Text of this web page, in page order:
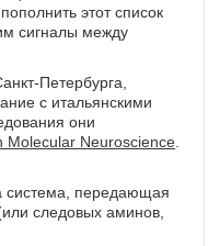
этот список
сигналы между
Петербурга,
с итальянскими
они
Molecular Neuroscience
система, передающая
следовых аминов,